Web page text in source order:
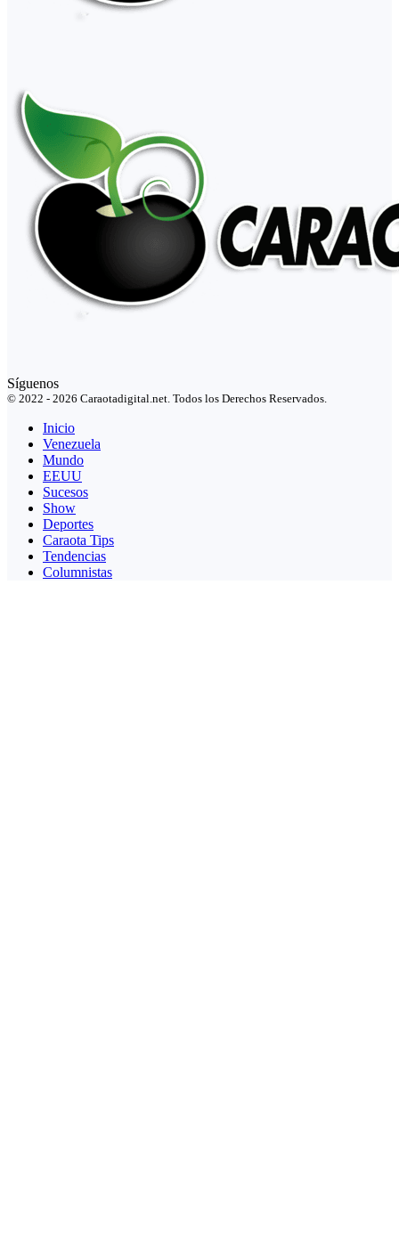
Síguenos
© 2022 - 2026 Caraotadigital.net. Todos los Derechos Reservados.
Inicio
Venezuela
Mundo
EEUU
Sucesos
Show
Deportes
Caraota Tips
Tendencias
Columnistas